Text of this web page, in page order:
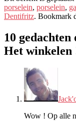
porselein, porselein,
Dentifritz. Bookmark
10 gedachten
Het winkelen
Wow ! Op alle